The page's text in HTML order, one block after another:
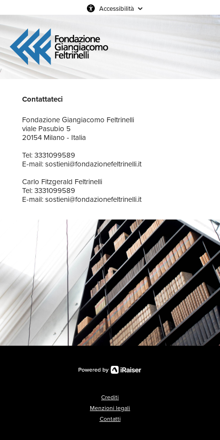
Accessibilità
Contattateci
Fondazione Giangiacomo Feltrinelli
viale Pasubio 5
20154 Milano - Italia
Tel: 3331099589
E-mail: sostieni@fondazionefeltrinelli.it
Carlo Fitzgerald Feltrinelli
Tel: 3331099589
E-mail: sostieni@fondazionefeltrinelli.it
Crediti
Menzioni legali
Contatti